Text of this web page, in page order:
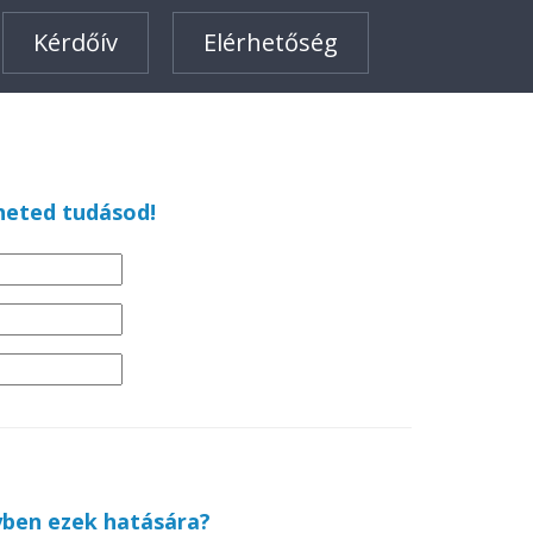
Kérdőív Elérhetőség
tudásod!
ezek hatására?